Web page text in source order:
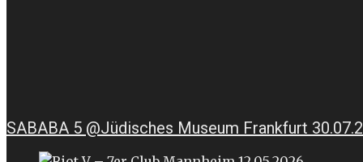
SABABA 5 @Jüdisches Museum Frankfurt